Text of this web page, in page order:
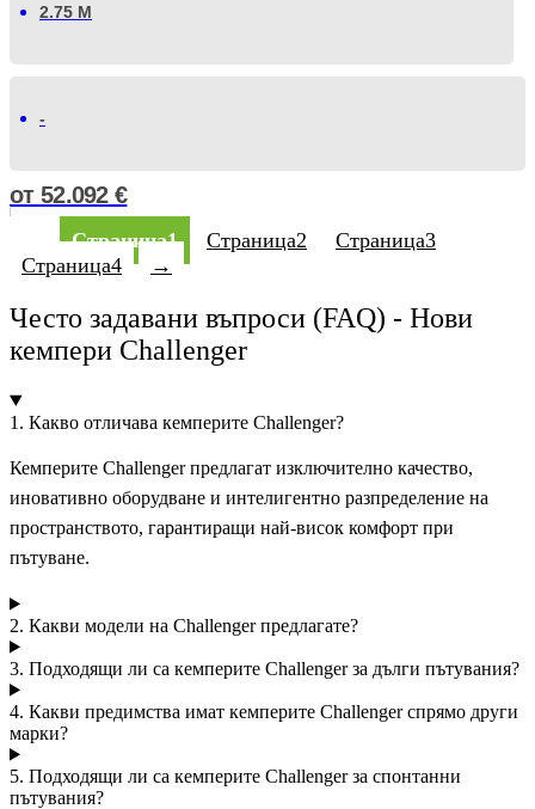
2.75 М
-
от 52.092€
Страница1 Страница2 Страница3
Страница4 →
Често задавани въпроси (FAQ) - Нови
кемпери Challenger
1. Какво отличава кемперите Challenger?
Кемперите Challenger предлагат изключително качество,
иновативно оборудване и интелигентно разпределение на
пространството, гарантиращи най-висок комфорт при
пътуване.
2. Какви модели на Challenger предлагате?
3. Подходящи ли са кемперите Challenger за дълги пътувания?
4. Какви предимства имат кемперите Challenger спрямо други
марки?
5. Подходящи ли са кемперите Challenger за спонтанни
пътувания?